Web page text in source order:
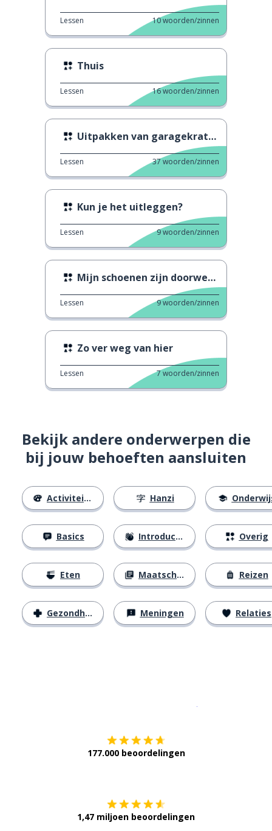
Lessen 10woorden/zinnen
Thuis
Lessen 16woorden/zinnen
Uitpakken van garagekratten
Lessen 37woorden/zinnen
Kun je het uitleggen?
Lessen 9woorden/zinnen
Mijn schoenen zijn doorweekt
Lessen 9woorden/zinnen
Zo ver weg van hier
Lessen 7woorden/zinnen
Bekijk andere onderwerpen die
bij jouw behoeften aansluiten
Activiteiten
Basics
Eten
Gezondheid
Hanzi
Introducties
Maatschappij
Meningen
Overig
Reizen
Relaties
177.000 beoordelingen
1,47 miljoen beoordelingen